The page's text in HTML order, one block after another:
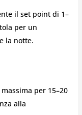
il set point di 1–
per un
la notte.
per 15–20
alla